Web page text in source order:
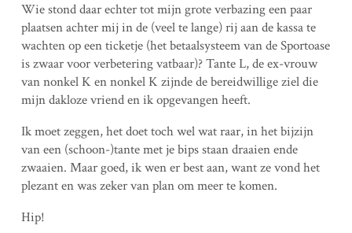
Wie stond daar echter tot mijn grote verbazing een paar
plaatsen achter mij in de (veel te lange) rij aan de kassa te
wachten op een ticketje (het betaalsysteem van de Sportoase
is zwaar voor verbetering vatbaar)? Tante L, de ex-vrouw
van nonkel K en nonkel K zijnde de bereidwillige ziel die
mijn dakloze vriend en ik opgevangen heeft.
Ik moet zeggen, het doet toch wel wat raar, in het bijzijn
van een (schoon-)tante met je bips staan draaien ende
zwaaien. Maar goed, ik wen er best aan, want ze vond het
plezant en was zeker van plan om meer te komen.
Hip!